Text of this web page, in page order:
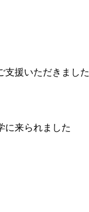
支援いただきました
に来られました